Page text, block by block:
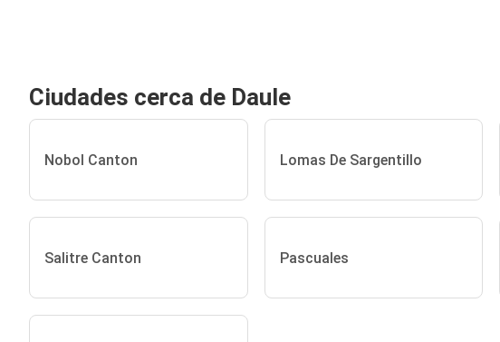
Ciudades cerca de Daule
Nobol Canton Lomas De Sargentillo
Salitre Canton Pascuales